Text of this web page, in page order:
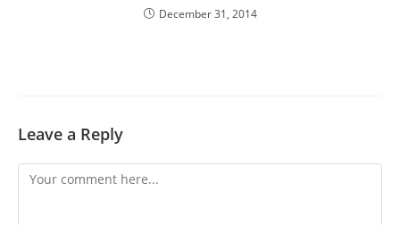
December 31, 2014
Leave a Reply
Comment